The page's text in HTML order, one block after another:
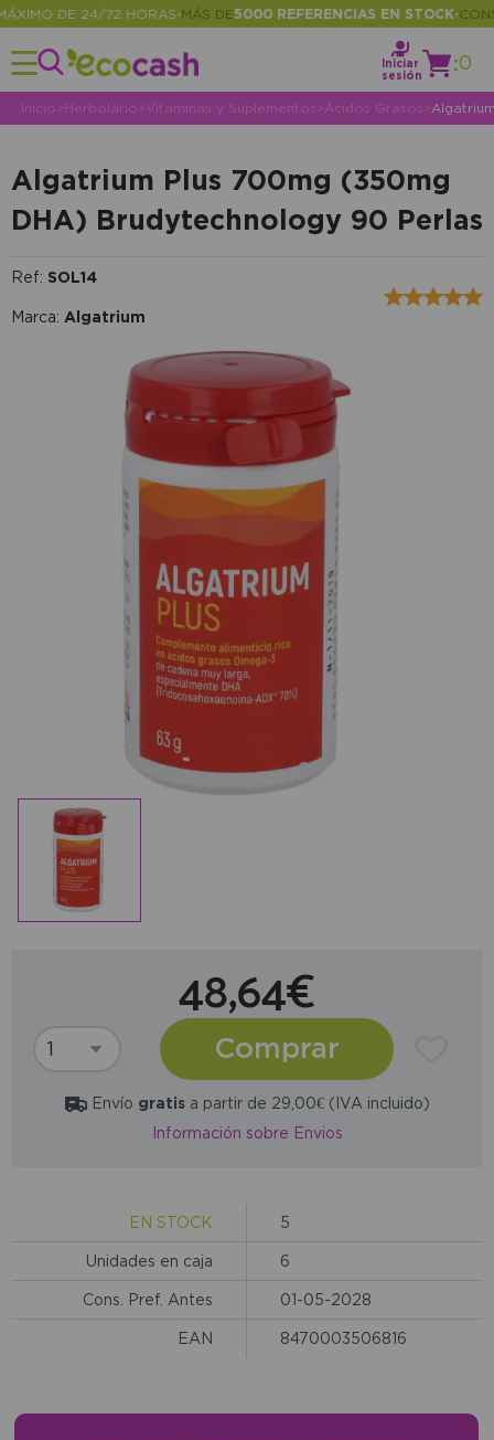
DE 24/72 HORAS•MÁS DE 5000 REFERENCIAS EN STOCK•
Iniciar
sesión
:0
Inicio>Herbolario>Vitaminas y Suplementos > Ácidos Grasos >
Algatrium Plus 700mg (350mg
DHA) Brudytechnology 90 Perlas
Ref: SOL14
Marca: Algatrium
48,64€
Comprar
Envío gratisa partir de 29,00€ (IVA incluido)
Información sobre Envios
EN STOCK 5
Unidades en caja 6
Cons. Pref. Antes 01-05-2028
EAN 8470003506816